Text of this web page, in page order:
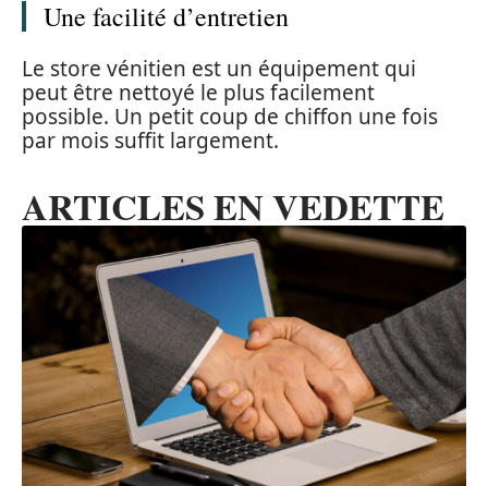
Une facilité d’entretien
Le store vénitien est un équipement qui
peut être nettoyé le plus facilement
possible. Un petit coup de chiffon une fois
par mois suffit largement.
ARTICLES EN VEDETTE